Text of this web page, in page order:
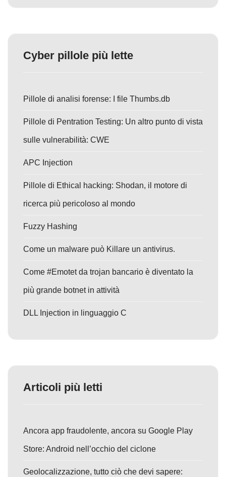
Cyber pillole più lette
Pillole di analisi forense: I file Thumbs.db
Pillole di Pentration Testing: Un altro punto di vista
sulle vulnerabilità: CWE
APC Injection
Pillole di Ethical hacking: Shodan, il motore di
ricerca più pericoloso al mondo
Fuzzy Hashing
Come un malware può Killare un antivirus.
Come #Emotet da trojan bancario è diventato la
più grande botnet in attività
DLL Injection in linguaggio C
Articoli più letti
Ancora app fraudolente, ancora su Google Play
Store: Android nell’occhio del ciclone
Geolocalizzazione, tutto ciò che devi sapere: